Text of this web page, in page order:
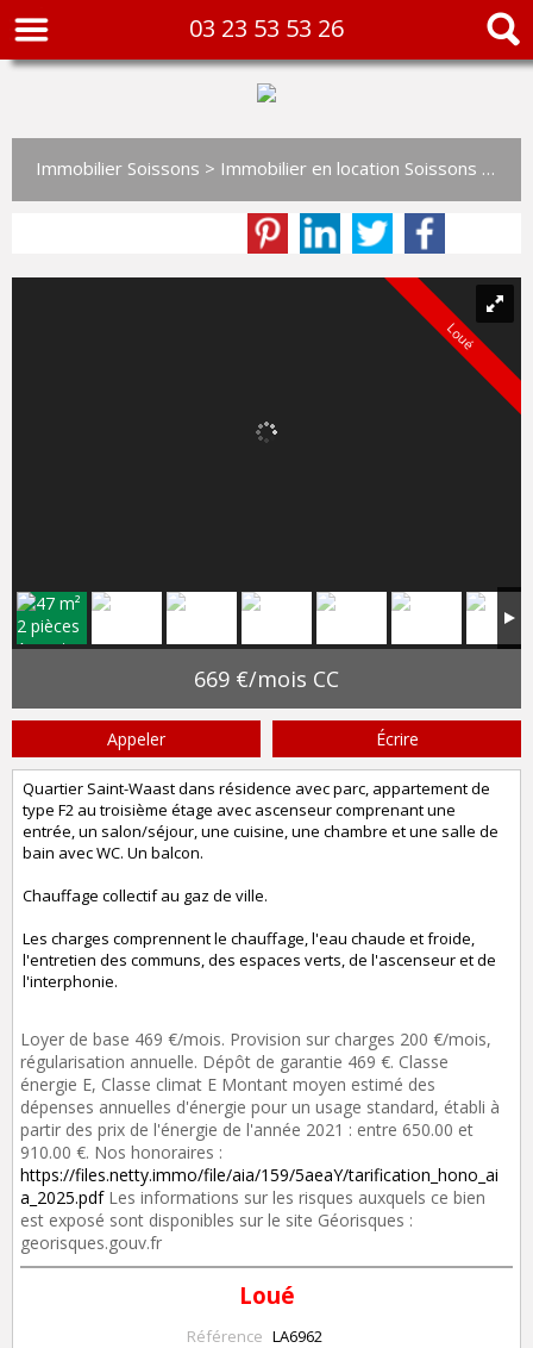
03 23 53 53 26
Immobilier Soissons > Immobilier en location Soissons >
Loué
669 €/mois CC
Appeler Écrire
Quartier Saint-Waast dans résidence avec parc, appartement de
type F2 au troisième étage avec ascenseur comprenant une
entrée, un salon/séjour, une cuisine, une chambre et une salle de
bain avec WC. Un balcon.
Chauffage collectif au gaz de ville.
Les charges comprennent le chauffage, l'eau chaude et froide,
l'entretien des communs, des espaces verts, de l'ascenseur et de
l'interphonie.
Loyer de base 469 €/mois. Provision sur charges 200 €/mois,
régularisation annuelle. Dépôt de garantie 469 €. Classe
énergie E, Classe climat E Montant moyen estimé des
dépenses annuelles d'énergie pour un usage standard, établi à
partir des prix de l'énergie de l'année 2021 : entre 650.00 et
910.00 €. Nos honoraires :
https://files.netty.immo/file/aia/159/5aeaY/tarification_hono_ai
a_2025.pdfLes informations sur les risques auxquels ce bien
est exposé sont disponibles sur le site Géorisques :
georisques.gouv.fr
Loué
Référence LA6962